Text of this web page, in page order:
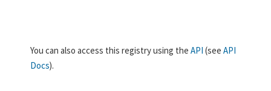
You can also access this registry using the API (see API
Docs).